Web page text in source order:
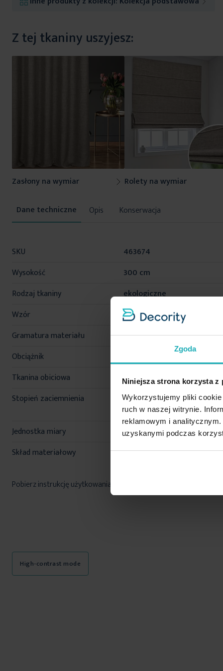
Zgoda
Niniejsza strona korzysta z
Wykorzystujemy pliki
ruch w naszej witrynie.
reklamowym i
uzyskanymi podczas
Z tej tkaniny uszyjesz:
Zasłony na wymiar Rolety na wymiar
Opis Konserwacja
Więcej
SKU
463674
Wysokość
300 cm
Rodzaj tkaniny
ekologiczne
Wzór
strukturalne
Gramatura materiału
270 g/m²
Obciążnik
Tkanina obiciowa
nie
Stopień zaciemnienia
o średnim stopniu
zaciemnienia
Jednostka miary
mb
Skład materiałowy
100% poliester
Pobierz instrukcję użytkowania i bezpieczeństwa produktu
High-contrast mode